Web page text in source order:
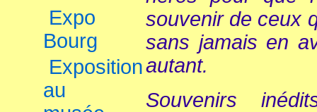
Expo
Bourg
Exposition
au
souvenir de ceux
sans jamais en
autant.
Souvenirs